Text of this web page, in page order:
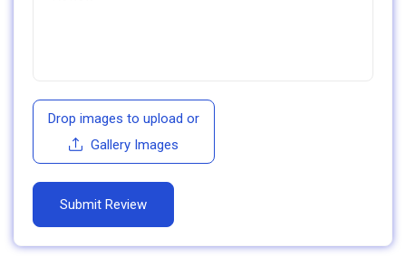
Drop images to upload or
Gallery Images